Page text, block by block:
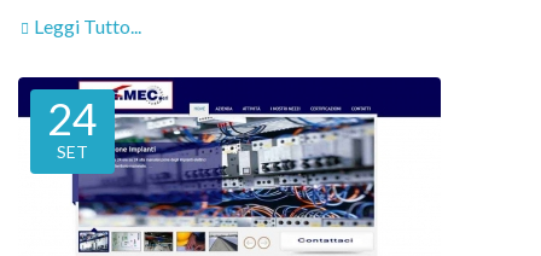
Leggi Tutto...
24
SET